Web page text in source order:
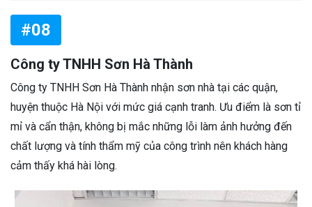
#08
Công ty TNHH Sơn Hà Thành
Công ty TNHH Sơn Hà Thành nhận sơn nhà tại các quận,
huyện thuộc Hà Nội với mức giá cạnh tranh. Ưu điểm là sơn tỉ
mỉ và cẩn thận, không bị mắc những lỗi làm ảnh hưởng đến
chất lượng và tính thẩm mỹ của công trình nên khách hàng
cảm thấy khá hài lòng.